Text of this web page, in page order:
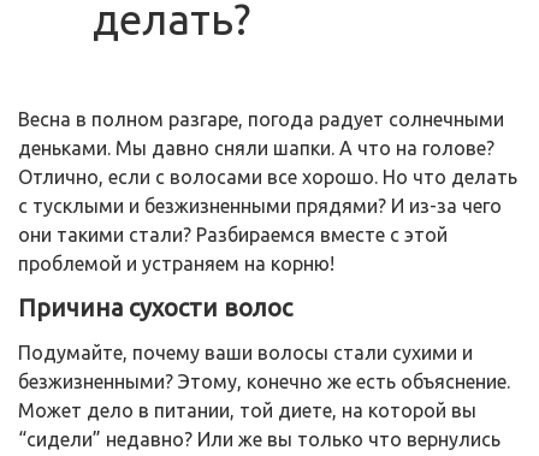
делать?
Весна в полном разгаре, погода радует солнечными
деньками. Мы давно сняли шапки. А что на голове?
Отлично, если с волосами все хорошо. Но что делать
с тусклыми и безжизненными прядями? И из-за чего
они такими стали? Разбираемся вместе с этой
проблемой и устраняем на корню!
Причина сухости волос
Подумайте, почему ваши волосы стали сухими и
безжизненными? Этому, конечно же есть объяснение.
Может дело в питании, той диете, на которой вы
“сидели” недавно? Или же вы только что вернулись